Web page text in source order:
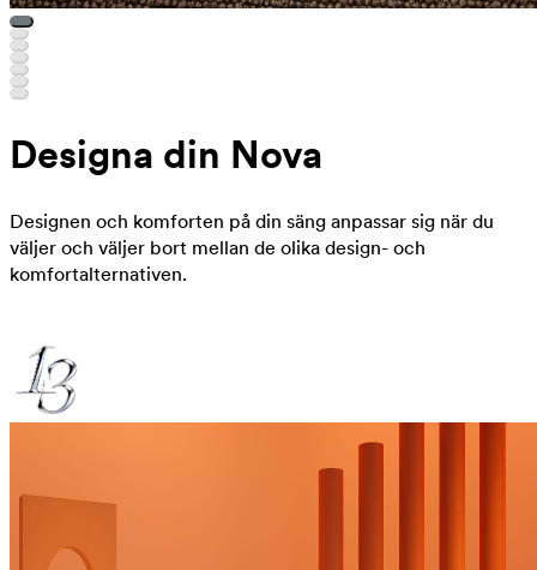
Designa din Nova
Designen och komforten på din säng anpassar sig när du
väljer och väljer bort mellan de olika design- och
komfortalternativen.